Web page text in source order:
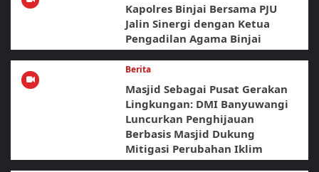
Kapolres Binjai Bersama PJU
Jalin Sinergi dengan Ketua
Pengadilan Agama Binjai
Berita
Masjid Sebagai Pusat Gerakan
Lingkungan: DMI Banyuwangi
Luncurkan Penghijauan
Berbasis Masjid Dukung
Mitigasi Perubahan Iklim